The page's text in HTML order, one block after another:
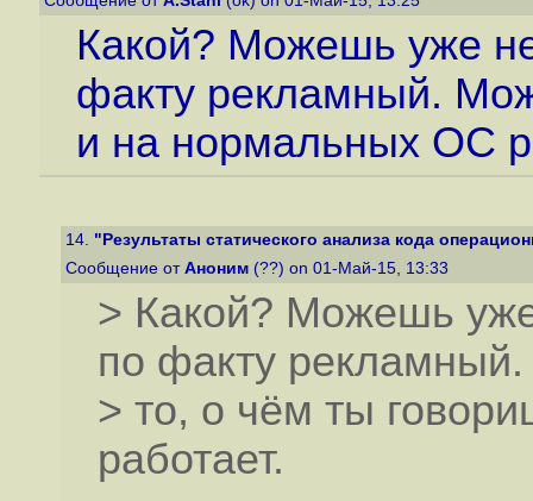
Какой? Можешь уже
факту рекламный.
и на нормальных ОС
14. "Результаты статического анализа кода
Сообщение от Аноним (??) on 01-Май-15, 13:33
> Какой? Можешь
по факту
> то, о чём ты
работает.